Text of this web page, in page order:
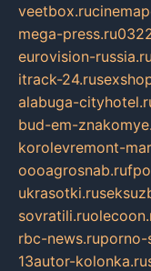
veetbox.ru
mega-press.ru
eurovision-russia.ru
itrack-24.ru
alabuga-
bud-em-
korolevremont-
oooagrosnab.ru
ukrasotki.ru
sovratili.ru
rbc-news.ruporno-
13autor-kolonka.ru